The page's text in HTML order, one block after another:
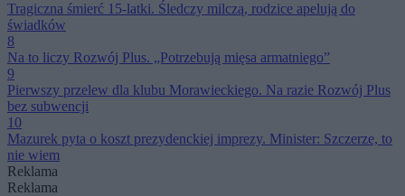
Tragiczna śmierć 15-latki. Śledczy milczą, rodzice apelują do
świadków
8
Na to liczy Rozwój Plus. „Potrzebują mięsa armatniego”
9
Pierwszy przelew dla klubu Morawieckiego. Na razie Rozwój Plus
bez subwencji
10
Mazurek pyta o koszt prezydenckiej imprezy. Minister: Szczerze, to
nie wiem
Reklama
Reklama